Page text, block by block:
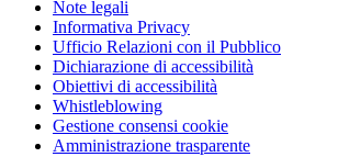
Note legali
Informativa Privacy
Ufficio Relazioni con il Pubblico
Dichiarazione di accessibilità
Obiettivi di accessibilità
Whistleblowing
Gestione consensi cookie
Amministrazione trasparente